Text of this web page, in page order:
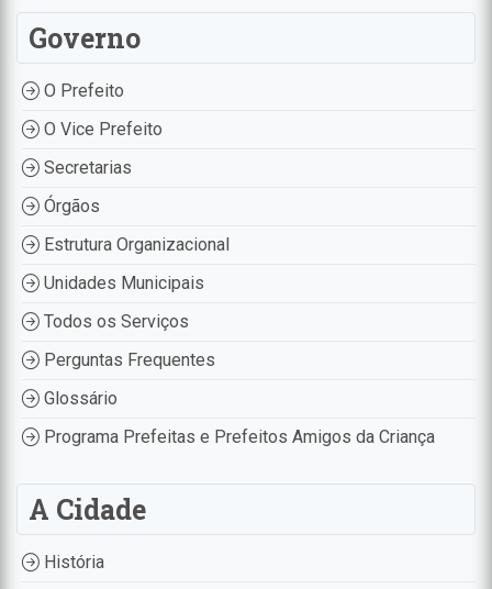
Governo
O Prefeito
O Vice Prefeito
Secretarias
Órgãos
Estrutura Organizacional
Unidades Municipais
Todos os Serviços
Perguntas Frequentes
Glossário
Programa Prefeitas e Prefeitos Amigos da Criança
A Cidade
História